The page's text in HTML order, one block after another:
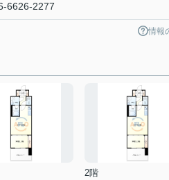
6626-2277
情報
2階